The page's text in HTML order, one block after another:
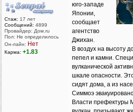
Стаж: 17 лет
Сообщений: 4899
Провайдер: Дом.ru
Пол: Не определилось
Он-лайн: Нет
Карма: +1.83
юго-западе
Японии,
сообщает
агентство
Джихан.
В воздух на высоту
пепел и камни.
вулканической
шкале опасности.
сидят дома, а из
Симмоэ
Власти префектуры